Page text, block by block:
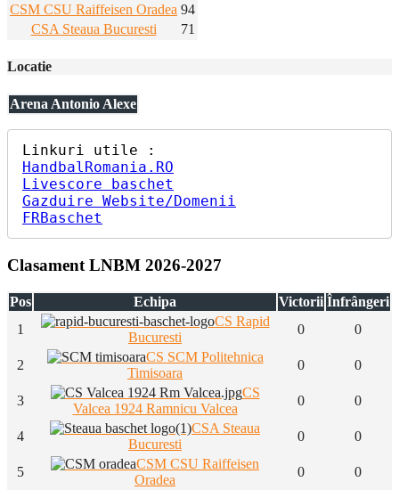
CSM CSU Raiffeisen Oradea 94
CSA Steaua Bucuresti
71
Locatie
Arena Antonio Alexe
HandbalRomania.RO
Livescore baschet
Gazduire Website/Domenii
FRBaschet
Clasament LNBM 2026-2027
Pos Echipa Victorii Înfrângeri
1
CS Rapid
Bucuresti
0 0
2
CS SCM Politehnica
Timisoara
0 0
3
CS
Valcea 1924 Ramnicu Valcea
0 0
4
CSA Steaua
Bucuresti
0 0
5
CSM CSU Raiffeisen
Oradea
0
0